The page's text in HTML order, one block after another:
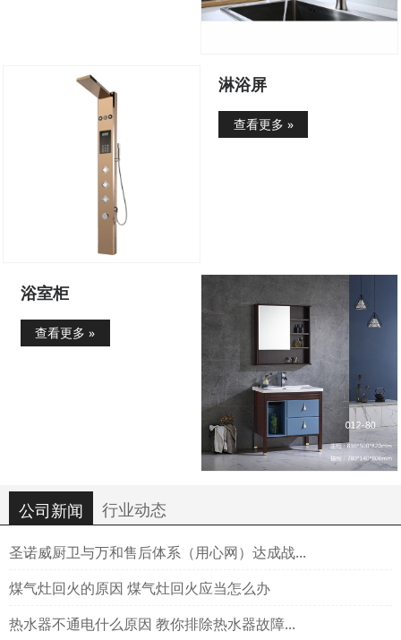
淋浴屏
查看更多 »
浴室柜
查看更多 »
公司新闻 行业动态
圣诺威厨卫与万和售后体系（用心网）达成战...
煤气灶回火的原因 煤气灶回火应当怎么办
热水器不通电什么原因 教你排除热水器故障...